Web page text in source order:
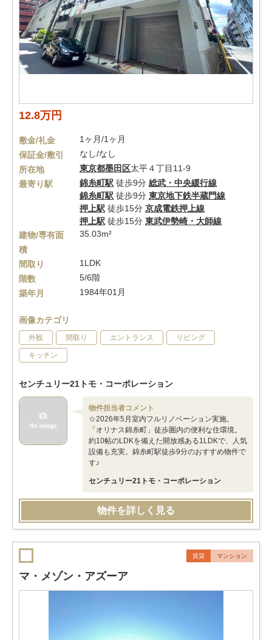
12.8万円
敷金/礼金
1ヶ月/1ヶ月
保証金/敷引
なし/なし
所在地
東京都墨田区太平４丁目11-9
最寄り駅
錦糸町駅 徒歩9分 総武・中央緩行線
錦糸町駅 徒歩9分 東京地下鉄半蔵門線
押上駅 徒歩15分 京成電鉄押上線
押上駅 徒歩15分 東武伊勢崎・大師線
建物/専有面
積
35.03m²
間取り
1LDK
階数
5/6階
築年月
1984年01月
画像カテゴリ
外観 間取り エントランス リビング
キッチン
センチュリー21トモ・コーポレーション
物件担当者コメント
☆2026年5月室内フルリノベーション実施。
「オリナス錦糸町」徒歩圏内の便利な住環境。
約10帖のLDKを備えた開放感ある1LDKで、人気
設備も充実。錦糸町駅徒歩9分のおすすめ物件で
す♪
センチュリー21トモ・コーポレーション
物件を詳しく見る
賃貸 マンション
マ・メゾン・アズーア